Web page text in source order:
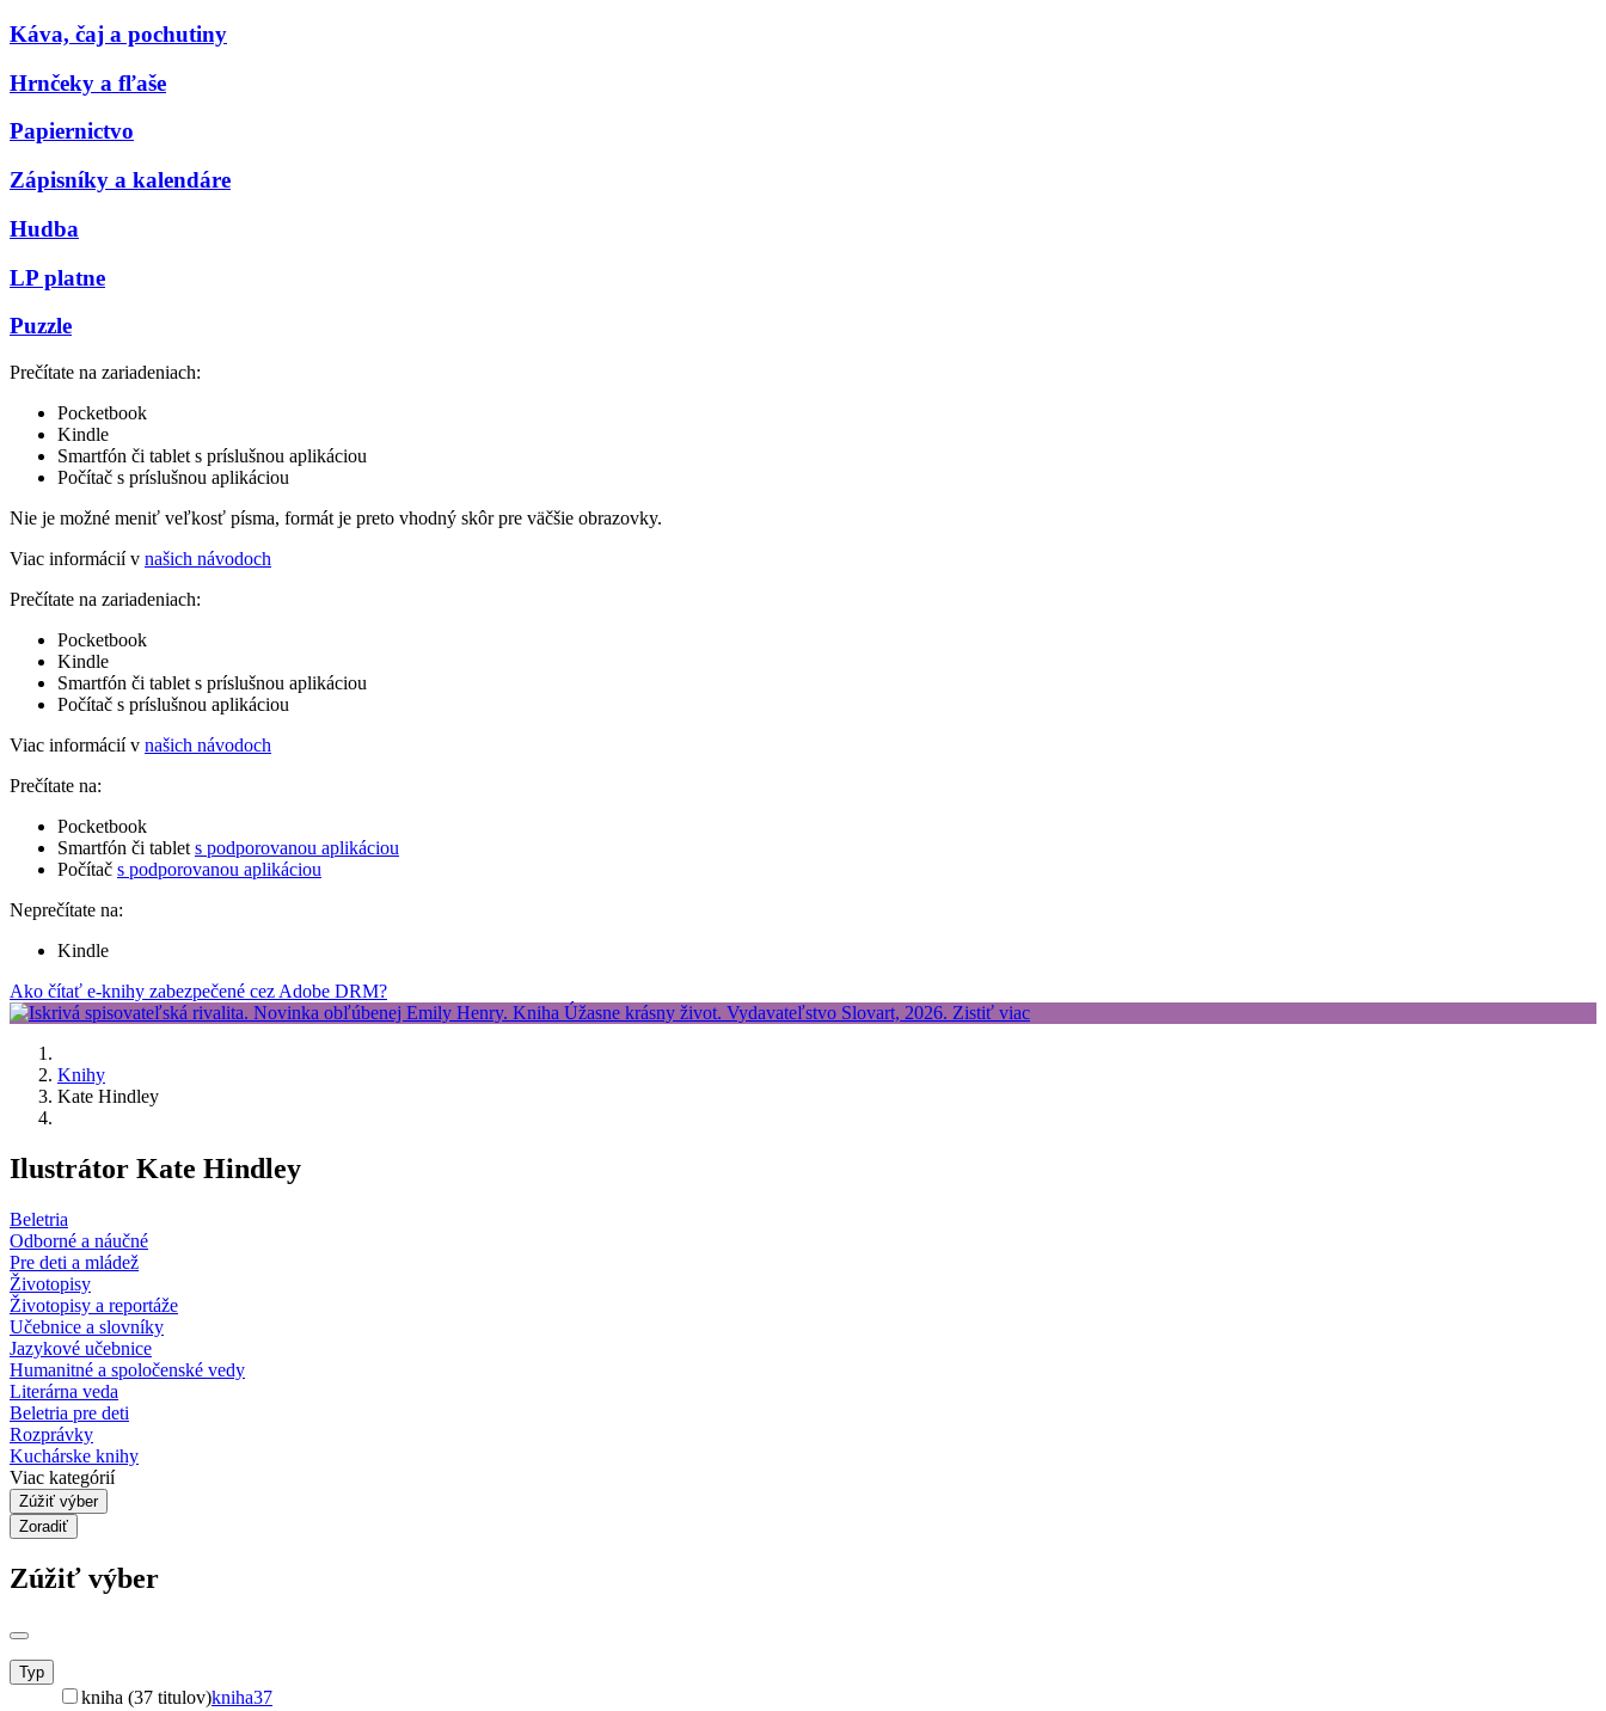
Káva, čaj a pochutiny
Hrnčeky a fľaše
Papiernictvo
Zápisníky a kalendáre
Hudba
LP platne
Puzzle
Prečítate na zariadeniach:
Pocketbook
Kindle
Smartfón či tablet s príslušnou aplikáciou
Počítač s príslušnou aplikáciou
Nie je možné meniť veľkosť písma, formát je preto vhodný skôr pre väčšie obrazovky.
Viac informácií v našich návodoch
Prečítate na zariadeniach:
Pocketbook
Kindle
Smartfón či tablet s príslušnou aplikáciou
Počítač s príslušnou aplikáciou
Viac informácií v našich návodoch
Prečítate na:
Pocketbook
Smartfón či tablet s podporovanou aplikáciou
Počítač s podporovanou aplikáciou
Neprečítate na:
Kindle
Ako čítať e-knihy zabezpečené cez Adobe DRM?
Knihy
Kate Hindley
Ilustrátor Kate Hindley
Beletria
Odborné a náučné
Pre deti a mládež
Životopisy
Životopisy a reportáže
Učebnice a slovníky
Jazykové učebnice
Humanitné a spoločenské vedy
Literárna veda
Beletria pre deti
Rozprávky
Kuchárske knihy
Viac kategórií
Zúžiť výber
Zoradiť
Zúžiť výber
Typ
kniha (37 titulov)kniha37